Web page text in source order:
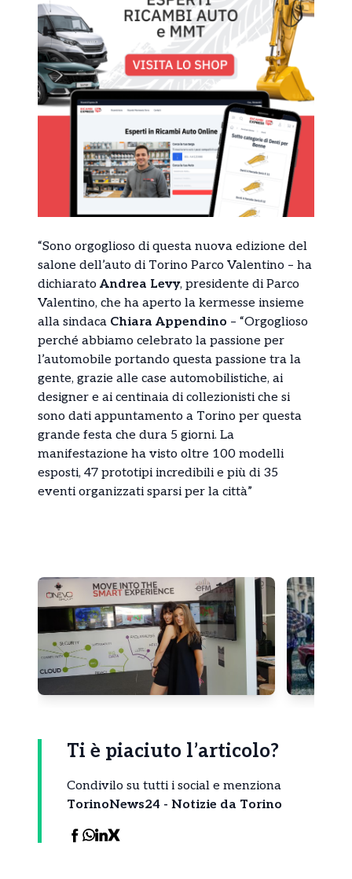
“Sono orgoglioso di questa nuova edizione del
salone dell’auto di Torino Parco Valentino – ha
dichiarato Andrea Levy, presidente di Parco
Valentino, che ha aperto la kermesse insieme
alla sindaca Chiara Appendino – “Orgoglioso
perché abbiamo celebrato la passione per
l’automobile portando questa passione tra la
gente, grazie alle case automobilistiche, ai
designer e ai centinaia di collezionisti che si
sono dati appuntamento a Torino per questa
grande festa che dura 5 giorni. La
manifestazione ha visto oltre 100 modelli
esposti, 47 prototipi incredibili e più di 35
eventi organizzati sparsi per la città”
Ti è piaciuto l’articolo?
Condivilo su tutti i social e menziona
TorinoNews24 - Notizie da Torino